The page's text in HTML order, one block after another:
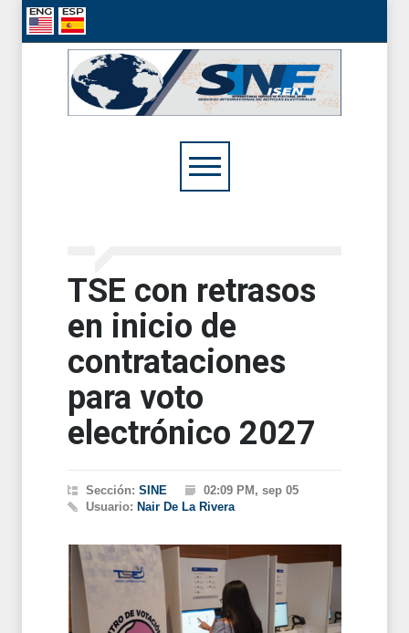
TSE con retrasos
en inicio de
contrataciones
para voto
electrónico 2027
Sección: SINE
02:09 PM, sep 05
Usuario: Nair De La Rivera